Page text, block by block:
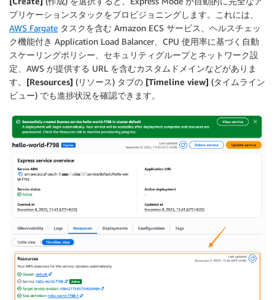
プリケーションスタックをプロビジョニングします。これには、
AWS Fargate タスクを含む Amazon ECS サービス、ヘルスチェッ
ク機能付き Application Load Balancer、CPU 使用率に基づく自動
スケーリングポリシー、セキュリティグループとネットワーク設
定、AWS が提供する URL を含むカスタムドメインなどがありま
す。 [Resources] (リソース) タブの [Timeline view] (タイムライン
ビュー) でも進捗状況を確認できます。